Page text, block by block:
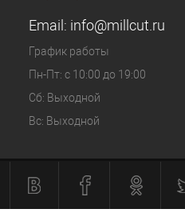
Email: info@millcut.ru
График работы
Пн-Пт: с 10:00 до 19:00
Сб: Выходной
Вс: Выходной